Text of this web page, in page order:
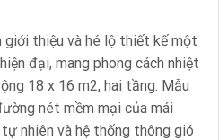
giới thiệu và hé lộ thiết kế một
đại, mang phong cách nhiệt
18 x 16 m2, hai tầng. Mẫu
nét mềm mại của mái
nhiên và hệ thống thông gió